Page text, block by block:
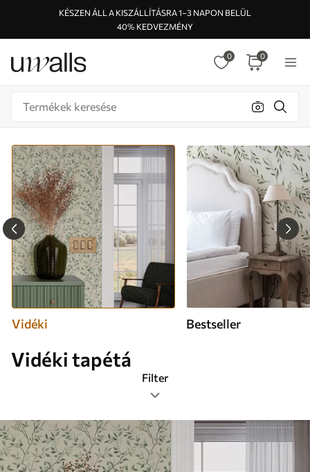
KÉSZEN ÁLL A KISZÁLLÍTÁSRA 1–3 NAPON BELÜL
40% KEDVEZMÉNY
0 0
Vidéki Bestseller
Vidéki tapétá
Filter
Címkék
Legnépszerűbb